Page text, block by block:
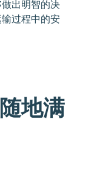
出明智的决
过程中的安
地满